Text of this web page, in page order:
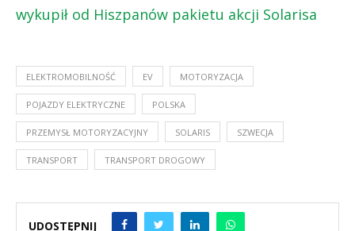
wykupił od Hiszpanów pakietu akcji Solarisa
ELEKTROMOBILNOŚĆ EV MOTORYZACJA
POJAZDY ELEKTRYCZNE POLSKA
PRZEMYSŁ MOTORYZACYJNY SOLARIS SZWECJA
TRANSPORT TRANSPORT DROGOWY
UDOSTĘPNIJ